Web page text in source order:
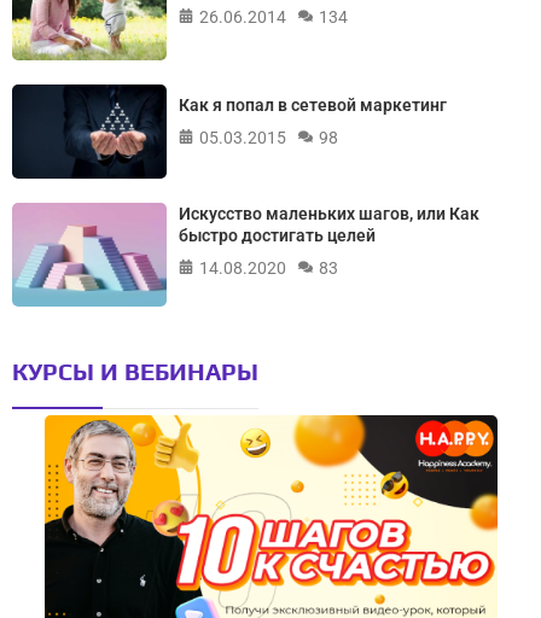
26.06.2014
134
Как я попал в сетевой маркетинг
05.03.2015
98
Искусство маленьких шагов, или Как
быстро достигать целей
14.08.2020
83
КУРСЫ И ВЕБИНАРЫ